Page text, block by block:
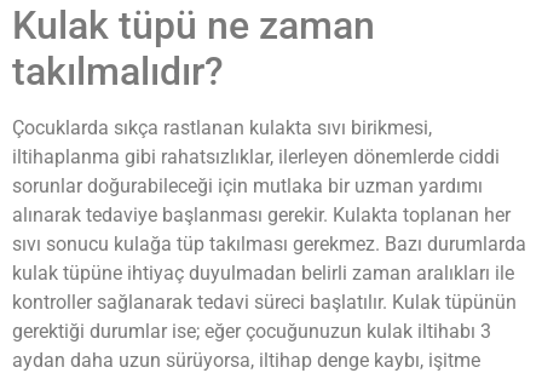
Kulak tüpü ne zaman
takılmalıdır?
Çocuklarda sıkça rastlanan kulakta sıvı birikmesi,
iltihaplanma gibi rahatsızlıklar, ilerleyen dönemlerde ciddi
sorunlar doğurabileceği için mutlaka bir uzman yardımı
alınarak tedaviye başlanması gerekir. Kulakta toplanan her
sıvı sonucu kulağa tüp takılması gerekmez. Bazı durumlarda
kulak tüpüne ihtiyaç duyulmadan belirli zaman aralıkları ile
kontroller sağlanarak tedavi süreci başlatılır. Kulak tüpünün
gerektiği durumlar ise; eğer çocuğunuzun kulak iltihabı 3
aydan daha uzun sürüyorsa, iltihap denge kaybı, işitme